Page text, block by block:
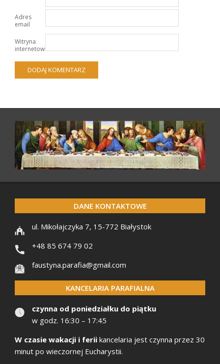
Adres
email
Witryna
internetowa
DANE KONTAKTOWE
ul. Mikołajczyka 7, 15-772 Białystok
+48 85 674 79 02
faustyna.parafia@gmail.com
KANCELARIA PARAFIALNA
czynna od poniedziałku do piątku
w godz. 16:30 – 17:45
W czasie wakacji i ferii kancelaria jest czynna przez 30
minut po wieczornej Eucharystii.